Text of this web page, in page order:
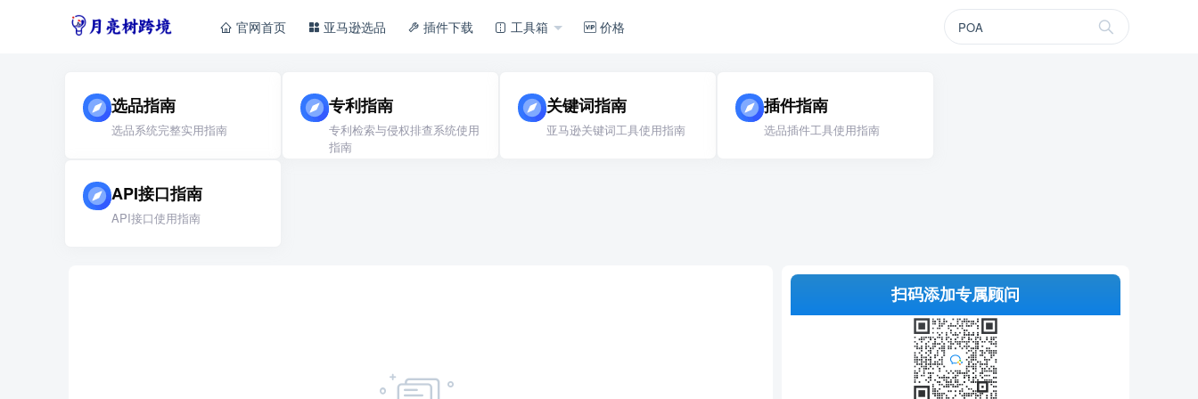
官网首页 亚马逊选品 插件下载 工具箱 价格
选品指南
选品系统完整实用指南
专利指南
专利检索与侵权排查系统使用
指南
关键词指南
亚马逊关键词工具使用指南
插件指南
选品插件工具使用指南
API接口指南
API接口使用指南
扫码添加专属顾问